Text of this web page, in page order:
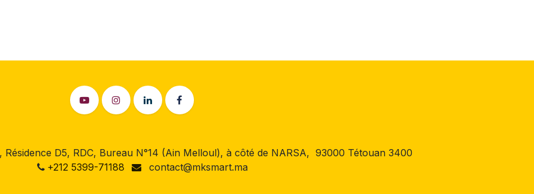
Résidence D5, RDC, Bureau N°14 (Ain Melloul), à côté de NARSA, 93000 Tétouan 3400
+212 5399-71188
contact@mksmart.ma